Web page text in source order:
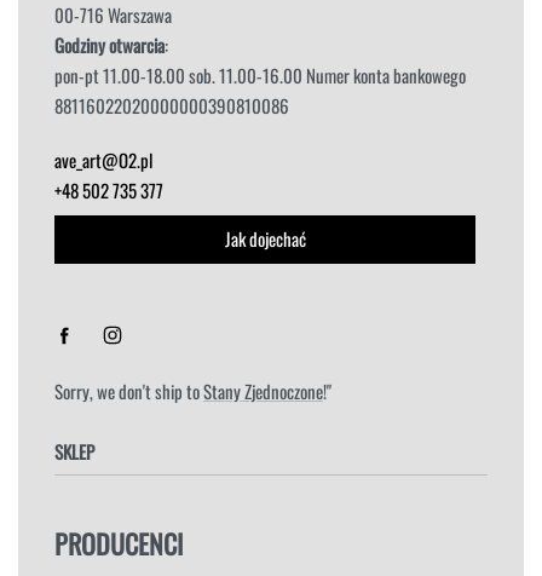
00-716 Warszawa
Godziny otwarcia:
pon-pt 11.00-18.00 sob. 11.00-16.00 Numer konta bankowego
88116022020000000390810086
ave_art@O2.pl
+48 502 735 377
Jak dojechać
Sorry, we don't ship toStany Zjednoczone!"
SKLEP
HOKERY
PRODUCENCI